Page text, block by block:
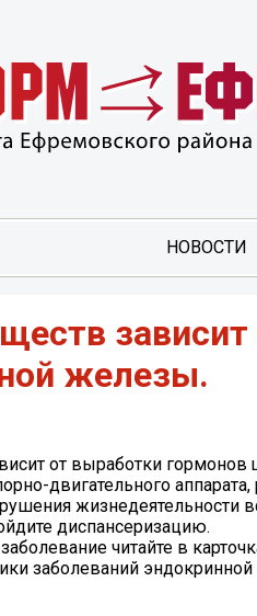
НОВОСТИ
железы.
от выработки
двигательного
жизнедеятельности
диспансеризацию.
читайте в
заболеваний